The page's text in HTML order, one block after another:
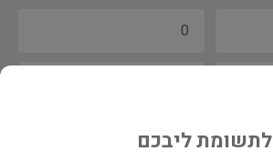
לתשומת ליבכם